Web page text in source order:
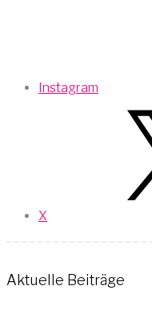
Instagram
X
Aktuelle Beiträge